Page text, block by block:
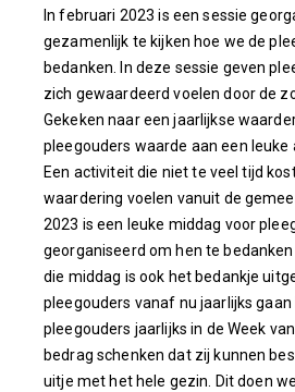
In februari 2023 is een sessie
gezamenlijk te kijken hoe we de
bedanken. In deze sessie geven
zich gewaardeerd voelen door de
Gekeken naar een jaarlijkse
pleegouders waarde aan een leuke
Een activiteit die niet te veel tijd
waardering voelen vanuit de
2023 is een leuke middag voor
georganiseerd om hen te
die middag is ook het bedankje
pleegouders vanaf nu jaarlijks gaan
pleegouders jaarlijks in de Week
bedrag schenken dat zij kunnen
uitje met het hele gezin. Dit doen